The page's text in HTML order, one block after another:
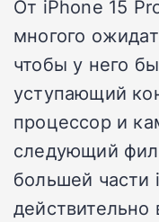
От iPhone 15
многого
чтобы у него
уступающий
процессор и
следующий
большей части